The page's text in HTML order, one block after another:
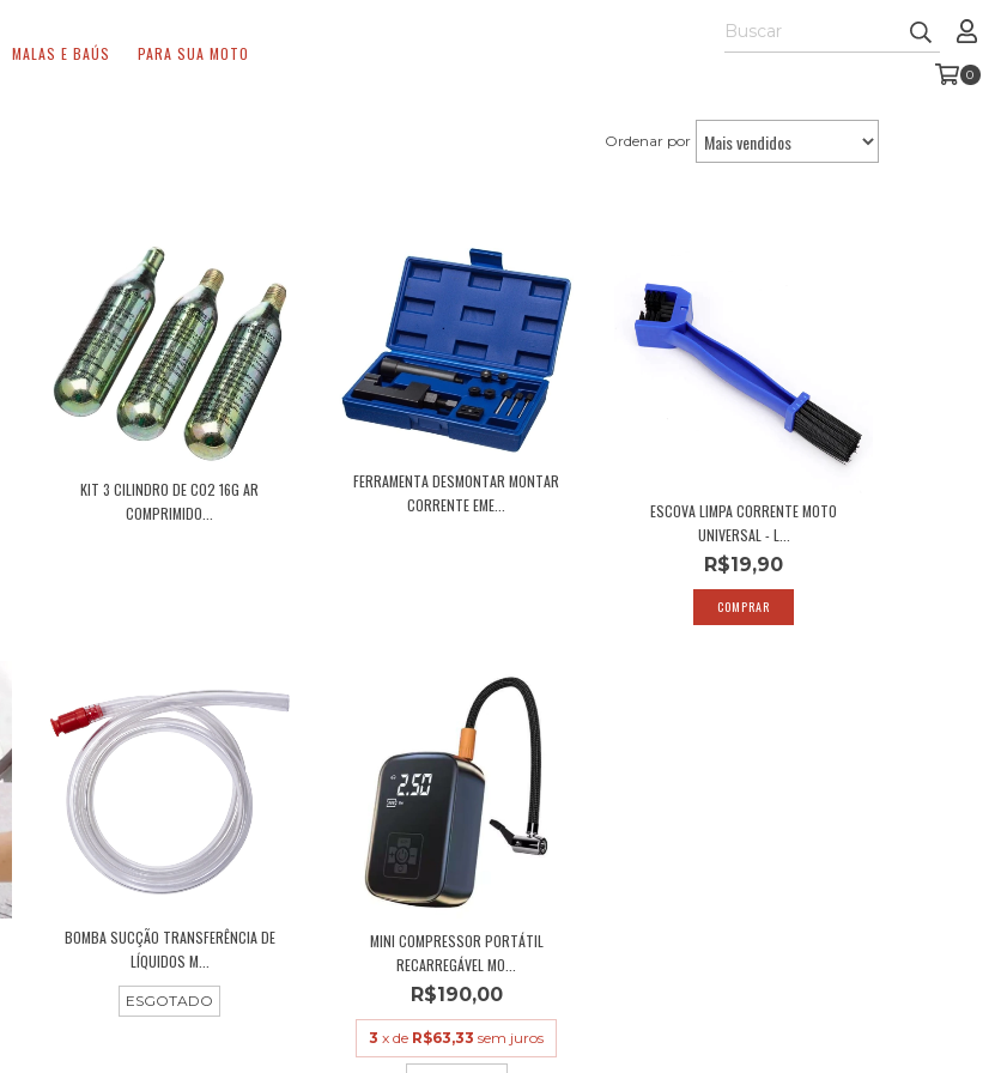
MALAS E BAÚS PARA SUA MOTO
0
Ordenar por
KIT 3 CILINDRO DE CO2 16G AR
COMPRIMIDO...
FERRAMENTA DESMONTAR MONTAR
CORRENTE EME...
ESCOVA LIMPA CORRENTE MOTO
UNIVERSAL - L...
R$19,90
BOMBA SUCÇÃO TRANSFERÊNCIA DE
LÍQUIDOS M...
ESGOTADO
MINI COMPRESSOR PORTÁTIL
RECARREGÁVEL MO...
R$190,00
3 x de R$63,33 sem juros